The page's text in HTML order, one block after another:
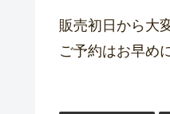
販売初日から大
ご予約はお早め